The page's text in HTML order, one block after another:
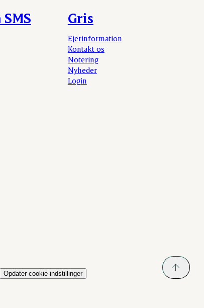
Gris
Ejerinformation
Kontakt os
Notering
Nyheder
Login
Opdater cookie-indstillinger